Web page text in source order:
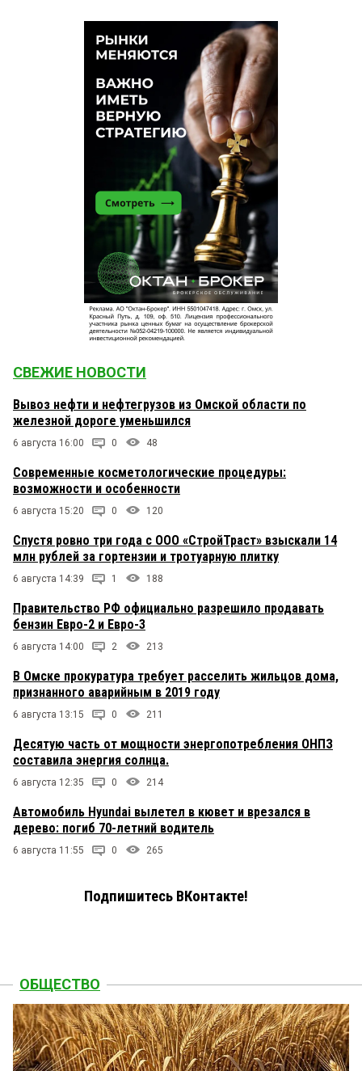
СВЕЖИЕ НОВОСТИ
Вывоз нефти и нефтегрузов из Омской области по
железной дороге уменьшился
6 августа 16:00 0 48
Современные косметологические процедуры:
возможности и особенности
6 августа 15:20 0 120
Спустя ровно три года с ООО «СтройТраст» взыскали 14
млн рублей за гортензии и тротуарную плитку
6 августа 14:39 1 188
Правительство РФ официально разрешило продавать
бензин Евро-2 и Евро-3
6 августа 14:00 2 213
В Омске прокуратура требует расселить жильцов дома,
признанного аварийным в 2019 году
6 августа 13:15 0 211
Десятую часть от мощности энергопотребления ОНПЗ
составила энергия солнца.
6 августа 12:35 0 214
Автомобиль Hyundai вылетел в кювет и врезался в
дерево: погиб 70-летний водитель
6 августа 11:55 0 265
Подпишитесь ВКонтакте!
ОБЩЕСТВО